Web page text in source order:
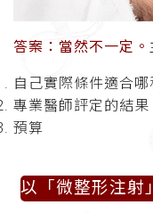
答案：當然不一定。
自己實際條件適合哪
專業醫師評定的結果
預算
以「微整形注射